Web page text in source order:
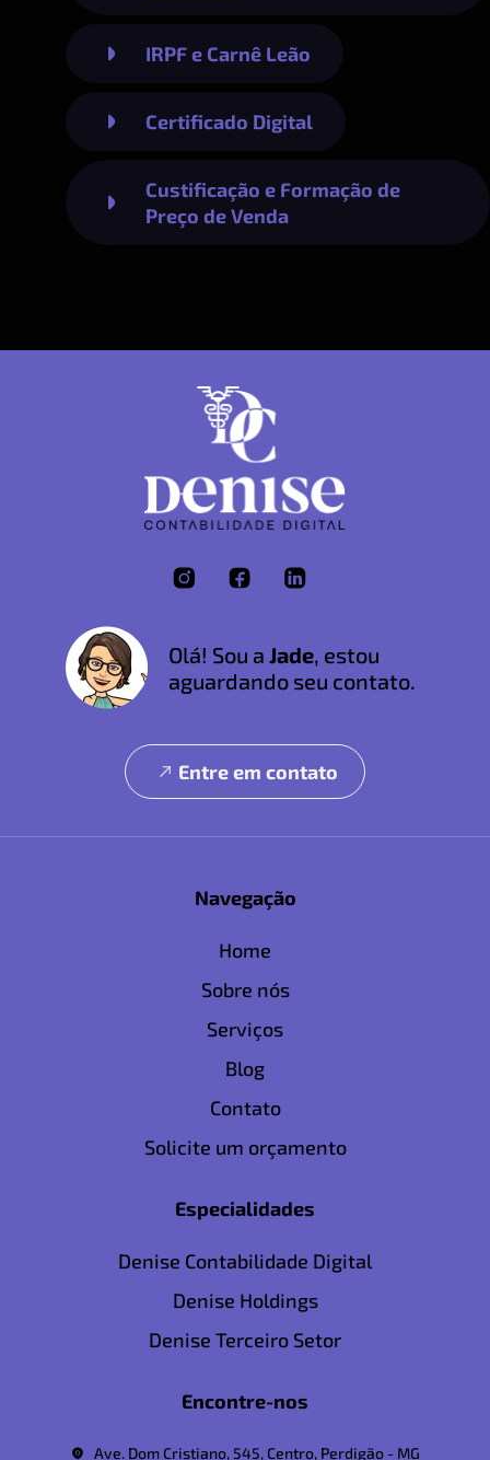
IRPF e Carnê Leão
Certificado Digital
Custificação e Formação de
Preço de Venda
Olá! Sou a Jade, estou
aguardando seu contato.
Entre em contato
Navegação
Home
Sobre nós
Serviços
Blog
Contato
Solicite um orçamento
Especialidades
Denise Contabilidade Digital
Denise Holdings
Denise Terceiro Setor
Encontre-nos
Ave. Dom Cristiano, 545, Centro, Perdigão - MG